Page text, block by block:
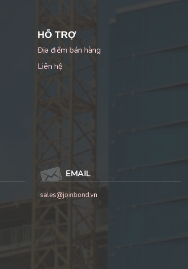
HỖ TRỢ
Địa điểm bán hàng
Liên hệ
EMAIL
sales@joinbond.vn